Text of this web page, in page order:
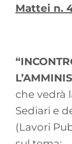
Mattei n.
che vedrà
Sediari e
(Lavori